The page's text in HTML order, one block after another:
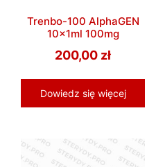
Trenbo-100 AlphaGEN
10x1ml 100mg
200,00 zł
Dowiedz się więcej